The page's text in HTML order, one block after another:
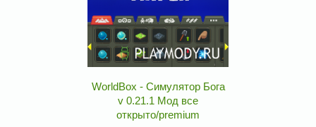
WorldBox - Симулятор Бога
v 0.21.1 Мод все
открыто/premium